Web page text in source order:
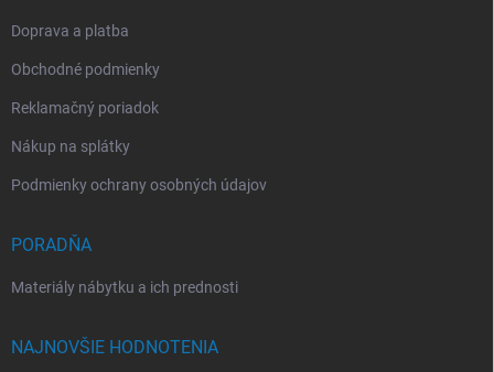
Doprava a platba
Obchodné podmienky
Reklamačný poriadok
Nákup na splátky
Podmienky ochrany osobných údajov
PORADŇA
Materiály nábytku a ich prednosti
NAJNOVŠIE HODNOTENIA